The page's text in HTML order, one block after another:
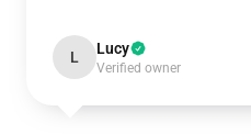
L Lucy
Verified owner